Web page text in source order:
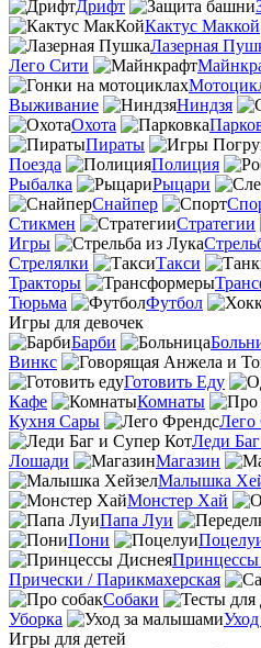
Дрифт
Кактус Маккой
Лазерная
Лего Сити
Выживание
Ниндзя
Охота
Пираты
Поезда
Полиция
Рыбалка
Рыцари
Снайпер
Стикмен
Стратегии
Игры
Стрелялки
Такси
Тракторы
Тюрьма
Футбол
Игры для девочек
Барби
Винкс
Готовить Еду
Кафе
Комнаты
Кухня Сары
Лего
Леди
Лошади
Магазин
Малышка
Монстер Хай
Папа Луи
Пони
Прически / Парикмахерская
Собаки
Уборка
Игры для детей